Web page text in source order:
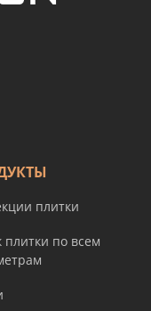
плитки
плитки по всем